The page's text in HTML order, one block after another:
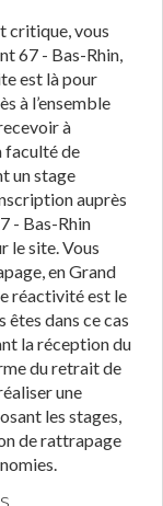
critique, vous
67 - Bas-Rhin,
est là pour
à l’ensemble
à
faculté de
un stage
auprès
- Bas-Rhin
le site. Vous
en Grand
réactivité est le
dans ce cas
la réception du
du retrait de
une
les stages,
de rattrapage